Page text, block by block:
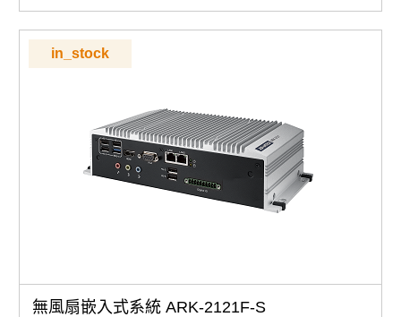
記憶體支援：雙 DDR4 2400MHz SO-DIMM 記憶
體，最高支援 32GB
儲存擴充彈性：
1 x 可插拔 2.5 吋 SATA 硬碟托架與 1 x mSATA 插
作業系統相容性：支援 Windows 10 IoT /Windows
11 IoT（選配）
支援 Advantech SQF PCIe x2 NVMe 儲存裝置
顯示輸出：支援 4K2K HDMI 與 VGA 雙獨立顯示輸
支援 12V ~ 24V（-10% / +20%）寬範圍
規格諮詢 / 案場規劃 / 交期確認請點此
E-key 擴展槽
記憶體支援：雙 DDR4 2400MHz SO-DIMM 記憶體，最
高支援 32GB
儲存擴充彈性：
作業系統相容性：支援 Windows 10 IoT /Windows 11
IoT（選配）
支援 Advantech SQF PCIe x2 NVMe 儲存裝置
顯示輸出：
支援 4K2K HDMI 與 VGA 雙獨立顯示輸出
支援 12V ~ 24V（-10% / +20%）寬範圍電源
in_stock
無風扇嵌入式系統 ARK-2121F-S